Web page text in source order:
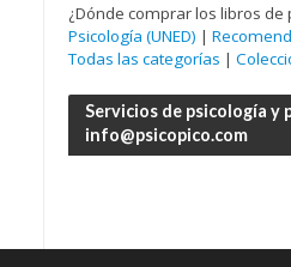
¿Dónde comprar los libros de
Psicología (UNED) |
Todas las categorías |
Servicios de psicología y
info@psicopico.com